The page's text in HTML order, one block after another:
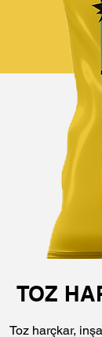
TOZ
Toz harçkar,